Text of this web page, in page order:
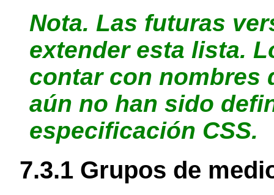
Nota. Las futuras
extender esta lista.
contar con nombres
aún no han sido
especificación CSS.
7.3.1 Grupos de